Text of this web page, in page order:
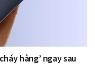
hàng’ ngay sau